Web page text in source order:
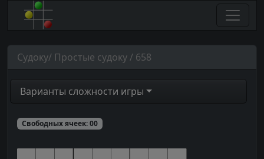
Судоку/ Простые судоку / 658
Варианты сложности игры
Свободных ячеек:00